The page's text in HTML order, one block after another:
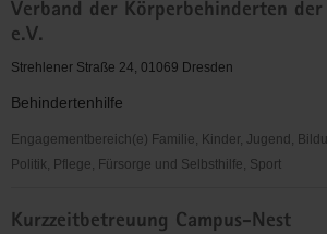
Kinderkreis
Dresden
Verband der Körperbehinderten der
e.V.
Strehlener Straße 24, 01069 Dresden
Behindertenhilfe
Engagementbereich(e) Familie, Kinder, Jugend,
Politik, Pflege, Fürsorge und Selbsthilfe, Sport
der
Kurzzeitbetreuung Campus-Nest